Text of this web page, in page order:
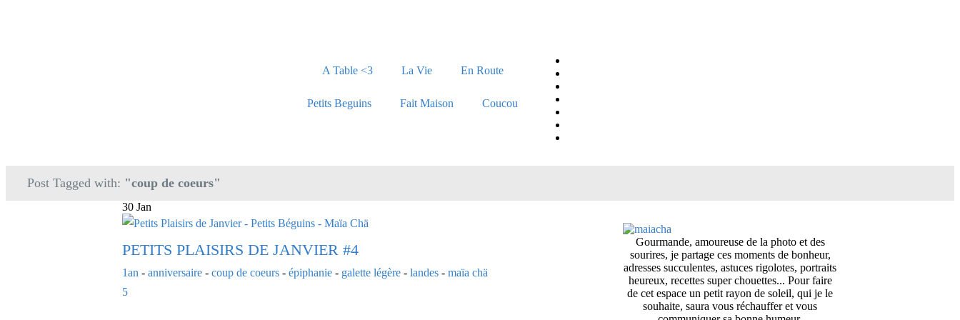
A Table <3 La Vie En Route
Petits Beguins Fait Maison Coucou
Post Tagged with: "coup de coeurs"
30 Jan
PETITS PLAISIRS DE JANVIER #4
1an - anniversaire - coup de coeurs - épiphanie - galette légère - landes - maïa chä
5
Gourmande, amoureuse de la photo et des
sourires, je partage ces moments de bonheur,
adresses succulentes, astuces rigolotes, portraits
heureux, recettes super chouettes... Pour faire
de cet espace un petit rayon de soleil, qui je le
souhaite, saura vous réchauffer et vous